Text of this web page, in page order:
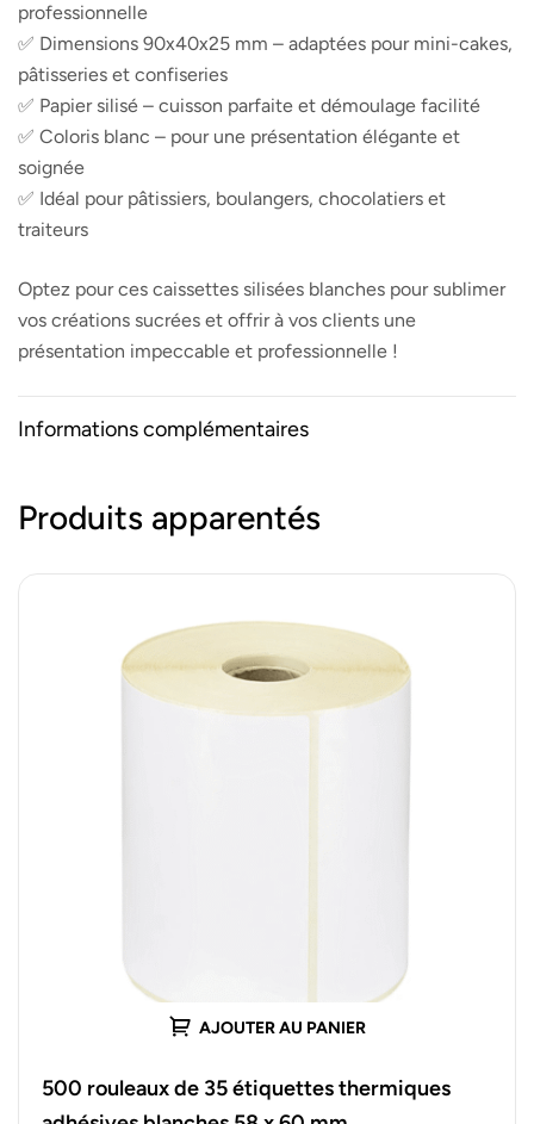
professionnelle
✅ Dimensions 90x40x25 mm – adaptées pour mini-cakes,
pâtisseries et confiseries
✅ Papier silisé – cuisson parfaite et démoulage facilité
✅ Coloris blanc – pour une présentation élégante et
soignée
✅ Idéal pour pâtissiers, boulangers, chocolatiers et
traiteurs
Optez pour ces caissettes silisées blanches pour sublimer
vos créations sucrées et offrir à vos clients une
présentation impeccable et professionnelle !
Informations complémentaires
Produits apparentés
AJOUTER AU PANIER
500 rouleaux de 35 étiquettes thermiques